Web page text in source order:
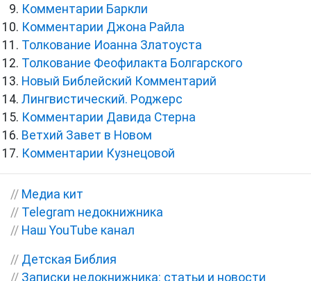
Комментарии Баркли
Комментарии Джона Райла
Толкование Иоанна Златоуста
Толкование Феофилакта Болгарского
Новый Библейский Комментарий
Лингвистический. Роджерс
Комментарии Давида Стерна
Ветхий Завет в Новом
Комментарии Кузнецовой
// Медиа кит
// Telegram недокнижника
// Наш YouTube канал
// Детская Библия
// Записки недокнижника: статьи и новости